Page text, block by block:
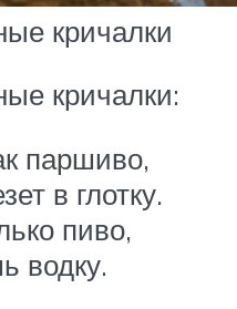
кричалки
кричалки:
паршиво,
в глотку.
пиво,
водку.